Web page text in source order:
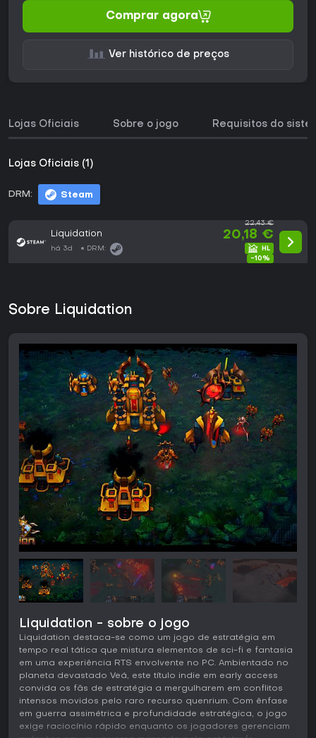
Comprar agora
Ver histórico de preços
Lojas Oficiais Sobre o jogo Requisitos do
Lojas Oficiais (1)
DRM: Steam
Liquidation
há 3d DRM:
22,43 €
20,18 €
-10%
Sobre Liquidation
Liquidation - sobre o jogo
Liquidation destaca-se como um jogo de estratégia em
tempo real tática que mistura elementos de sci-fi e fantasia
em uma experiência RTS envolvente no PC. Ambientado no
planeta devastado Veá, este título indie em early access
convida os fãs de estratégia a mergulharem em conflitos
intensos movidos pelo raro recurso quenrium. Com ênfase
em guerra assimétrica e profundidade estratégica, o jogo
exige raciocínio rápido enquanto os jogadores gerenciam